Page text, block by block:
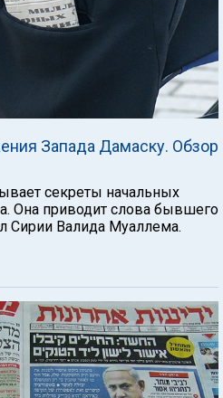
Запада Дамаску. Обзор
секреты начальных
Она приводит слова бывшего
Сирии Валида Муаллема.